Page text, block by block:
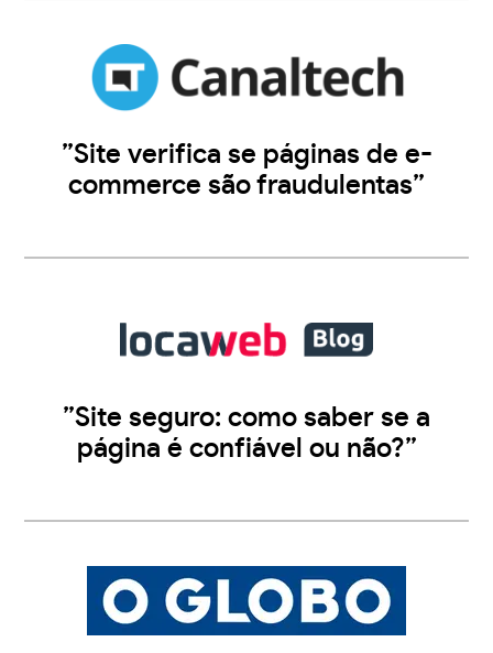
”Site verifica se páginas de e-
commerce são fraudulentas”
”Site seguro: como saber se a
página é confiável ou não?”